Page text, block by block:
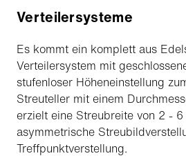
Verteilersysteme
Es kommt ein komplett aus
Verteilersystem mit
stufenloser Höheneinstellung
Streuteller mit einem
erzielt eine Streubreite von 2 -
asymmetrische
Treffpunktverstellung.